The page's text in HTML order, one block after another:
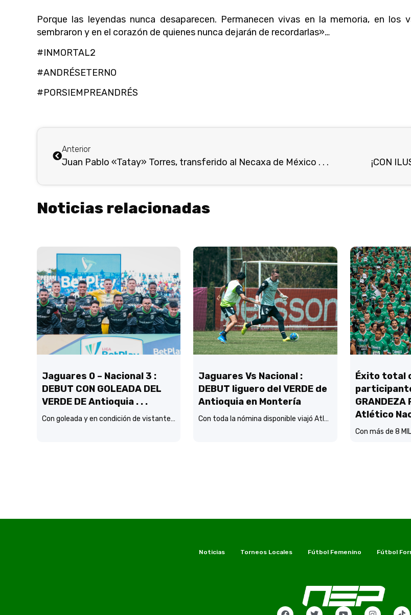
Porque las leyendas nunca desaparecen. Permanecen vivas en la memoria, en los
sembraron y en el corazón de quienes nunca dejarán de recordarlas»…
#INMORTAL2
#ANDRÉSETERNO
#PORSIEMPREANDRÉS
Anterior
Juan Pablo «Tatay» Torres, transferido al Necaxa de México . . . ¡CON
Noticias relacionadas
Jaguares 0 – Nacional 3 :
DEBUT CON GOLEADA DEL
VERDE DE Antioquia . . .
Con goleada y en condición de vistante debutó por Liga el verde de Lucas González frente a Jaguares de Córdoba.
Jaguares Vs Nacional :
DEBUT liguero del VERDE de
Antioquia en Montería
Con toda la nómina disponible viajó Atlético Nacional a Montería y está concentrado y listo para enfrentar mañana (3:45 p.m.) a Jaguares de Córdoba en el estadio Jaraguay.
Éxito total
GRANDEZA
Atlético
Noticias Torneos Locales Fútbol Femenino Fútbol